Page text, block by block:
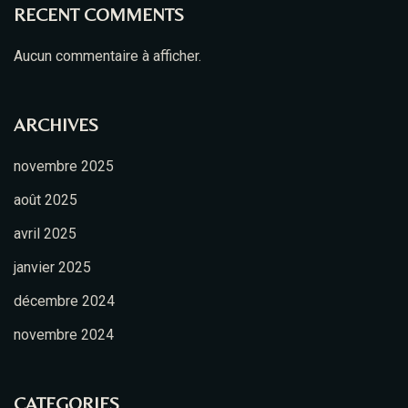
RECENT COMMENTS
Aucun commentaire à afficher.
ARCHIVES
novembre 2025
août 2025
avril 2025
janvier 2025
décembre 2024
novembre 2024
CATEGORIES